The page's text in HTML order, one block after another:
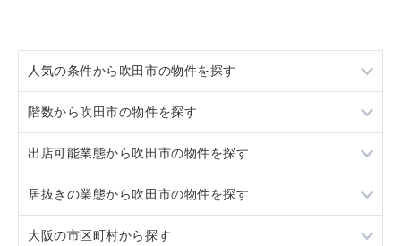
人気の条件から吹田市の物件を探す
居抜き
スケルトン
ロードサイド物件
看板取り付け可
階数から吹田市の物件を探す
1階
2階
出店可能業態から吹田市の物件を探す
重飲食
軽飲食
居抜きの業態から吹田市の物件を探す
カラオケ・パブ・スナック
大阪の市区町村から探す